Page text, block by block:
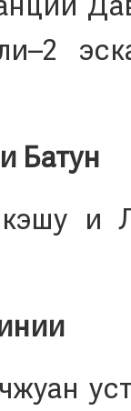
Батун
и